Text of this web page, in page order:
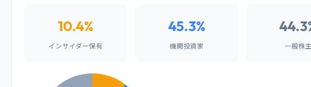
10.4%
インサイダー保有
45.3%
機関投資家 一般株主